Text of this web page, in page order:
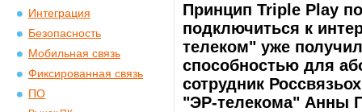
Интеграция
Безопасность
Мобильная связь
Фиксированная связь
ПО
Принцип Triple Play
подключиться к
телеком" уже
способностью для
сотрудник
"ЭР-телекома" Анны